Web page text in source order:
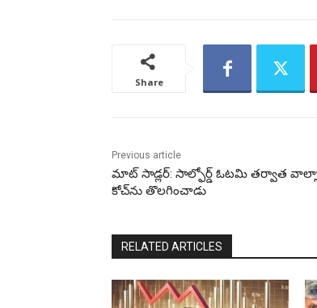
Share
Previous article
మాట్ సాడ్లర్: సాల్ఫోర్డ్ ఓటమి తర్వాత
కోచ్‌ను తొలగించాడు
RELATED ARTICLES